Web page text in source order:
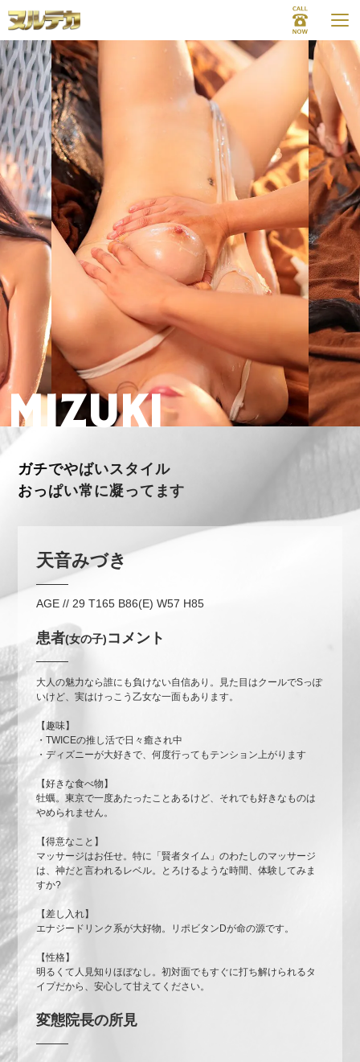
MIZUKI
ガチでやばいスタイル
おっぱい常に凝ってます
天音みづき
AGE // 29 T165 B86(E) W57 H85
患者(女の子)コメント
大人の魅力なら誰にも負けない自信あり。見た目はクールでSっぽ
いけど、実はけっこう乙女な一面もあります。
【趣味】
・TWICEの推し活で日々癒され中
・ディズニーが大好きで、何度行ってもテンション上がります
【好きな食べ物】
牡蠣。東京で一度あたったことあるけど、それでも好きなものは
やめられません。
【得意なこと】
マッサージはお任せ。特に「賢者タイム」のわたしのマッサージ
は、神だと言われるレベル。とろけるような時間、体験してみま
すか?
【差し入れ】
エナジードリンク系が大好物。リポビタンDが命の源です。
【性格】
明るくて人見知りほぼなし。初対面でもすぐに打ち解けられるタ
イプだから、安心して甘えてください。
変態院長の所見